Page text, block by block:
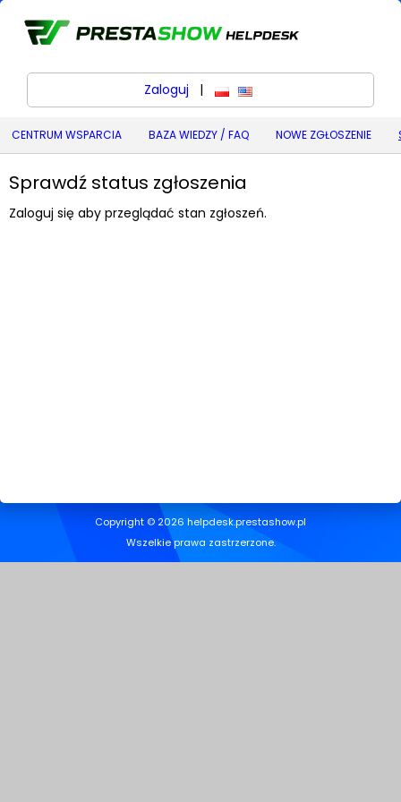
Zaloguj | polskiEnglish (United States)
CENTRUM WSPARCIA BAZA WIEDZY / FAQ NOWE ZGŁOSZENIE
Sprawdź status zgłoszenia
Zaloguj się aby przeglądać stan zgłoszeń.
Copyright © 2026 helpdesk.prestashow.pl
Wszelkie prawa zastrzerzone.